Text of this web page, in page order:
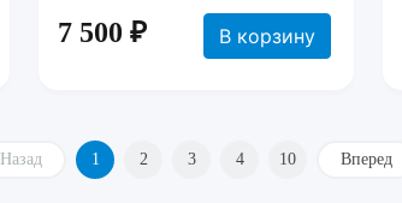
7 500 ₽ В корзину
Назад 1 2 3 4 10 Вперед